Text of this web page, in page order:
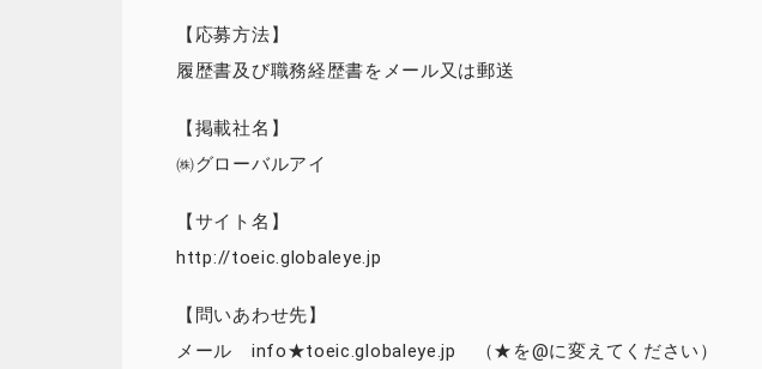
【応募方法】
履歴書及び職務経歴書をメール又は郵送
【掲載社名】
㈱グローバルアイ
【サイト名】
http://toeic.globaleye.jp
【問いあわせ先】
メール info★toeic.globaleye.jp （★を@に変えてください）